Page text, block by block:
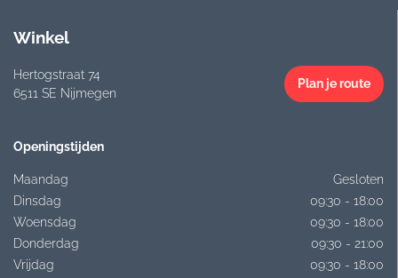
Winkel
Hertogstraat 74
6511 SE Nijmegen
Plan je route
Openingstijden
Maandag
Gesloten
Dinsdag
09:30 - 18:00
Woensdag
09:30 - 18:00
Donderdag
09:30 - 21:00
Vrijdag
09:30 - 18:00